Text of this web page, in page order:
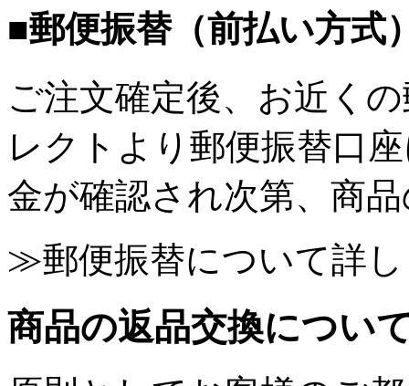
■郵便振替（前払い方式
ご注文確定後、お近く
レクトより郵便振替口
金が確認され次第、商
≫郵便振替について詳
商品の返品交換につい